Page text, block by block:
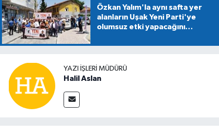
Özkan Yalım'la aynı safta yer
alanların Uşak Yeni Parti'ye
olumsuz etki yapacağını
YAZI İŞLERİ MÜDÜRÜ
Halil Aslan